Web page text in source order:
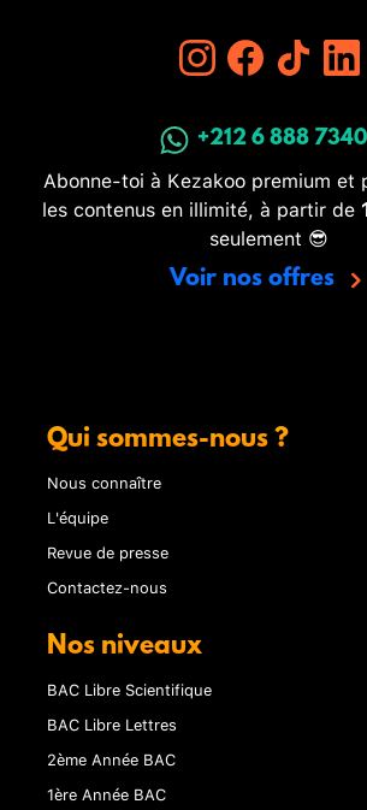
+212 6 888
Abonne-toi à Kezakoo premium et
les contenus en illimité, à partir de
seulement 😎
Voir nos offres
Qui sommes-nous ?
Nous connaître
L'équipe
Revue de presse
Contactez-nous
Nos niveaux
BAC Libre Scientifique
BAC Libre Lettres
2ème Année BAC
1ère Année BAC